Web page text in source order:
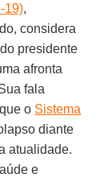
19),
considera
presidente
afronta
fala
o Sistema
diante
atualidade.
e